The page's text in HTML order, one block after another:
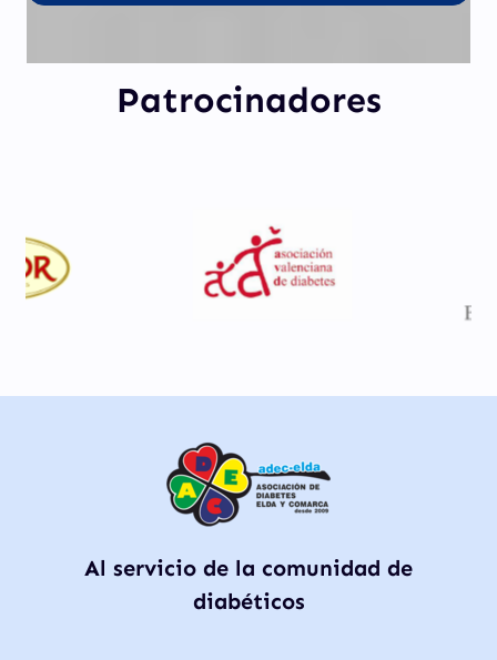
Patrocinadores
Al servicio de la comunidad de
diabéticos